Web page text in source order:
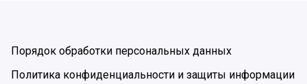
Порядок обработки персональных данных
Политика конфиденциальности и защиты информации